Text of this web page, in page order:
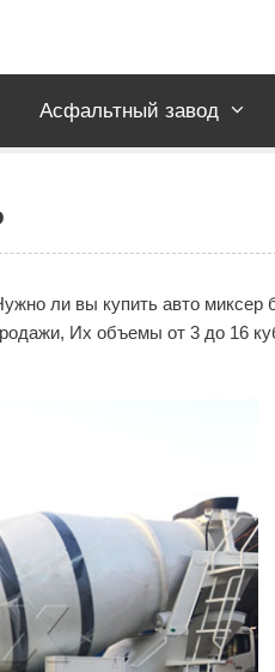
Асфальтный завод
ли вы купить авто
Их объемы от 3 до 16